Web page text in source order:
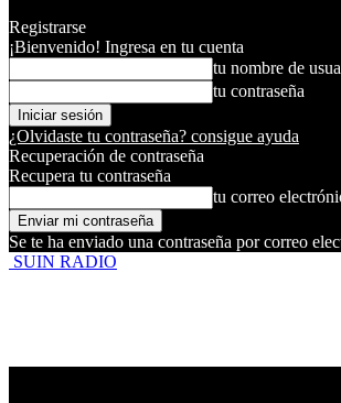
Registrarse
¡Bienvenido! Ingresa en tu cuenta
tu nombre de
tu contraseña
¿Olvidaste tu contraseña? consigue ayuda
Recuperación de contraseña
Recupera tu contraseña
tu correo
Se te ha enviado una contraseña por correo
SUIN RADIO